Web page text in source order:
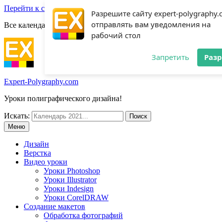
Разрешите сайту expert-
отправлять вам уведомления на
рабочий стол
Запретить
Перейти к содержимому
Все календари 2022: Посмотреть шаблоны!
Expert-Polygraphy.com
Уроки полиграфического дизайна!
Искать:
Меню
Дизайн
Верстка
Видео уроки
Уроки Photoshop
Уроки Illustrator
Уроки Indesign
Уроки CorelDRAW
Создание макетов
Обработка фотографий